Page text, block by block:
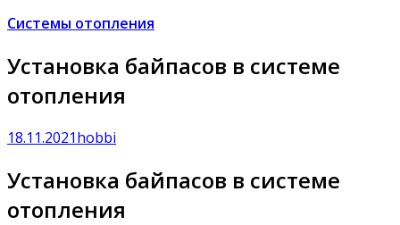
Системы отопления
Установка байпасов в системе
отопления
18.11.2021hobbi
Установка байпасов в системе
отопления